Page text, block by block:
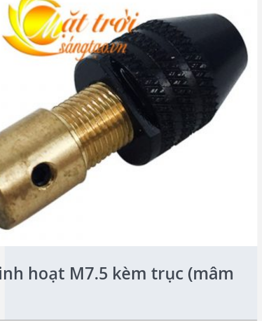
hoạt M7.5 kèm trục (mâm